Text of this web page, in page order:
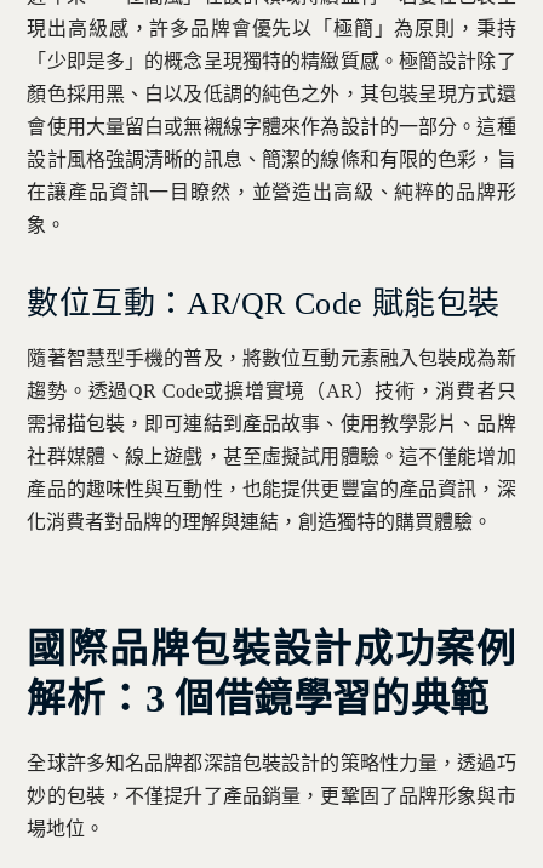
現出高級感，許多品牌會優先以「極簡」為原則，秉持
「少即是多」的概念呈現獨特的精緻質感。極簡設計除了
顏色採用黑、白以及低調的純色之外，其包裝呈現方式還
會使用大量留白或無襯線字體來作為設計的一部分。這種
設計風格強調清晰的訊息、簡潔的線條和有限的色彩，旨
在讓產品資訊一目瞭然，並營造出高級、純粹的品牌形
象。
數位互動：AR/QR Code 賦能包裝
隨著智慧型手機的普及，將數位互動元素融入包裝成為新
趨勢。透過QR Code或擴增實境（AR）技術，消費者只
需掃描包裝，即可連結到產品故事、使用教學影片、品牌
社群媒體、線上遊戲，甚至虛擬試用體驗。這不僅能增加
產品的趣味性與互動性，也能提供更豐富的產品資訊，深
化消費者對品牌的理解與連結，創造獨特的購買體驗。
國際品牌包裝設計成功案例
解析：3 個借鏡學習的典範
全球許多知名品牌都深諳包裝設計的策略性力量，透過巧
妙的包裝，不僅提升了產品銷量，更鞏固了品牌形象與市
場地位。